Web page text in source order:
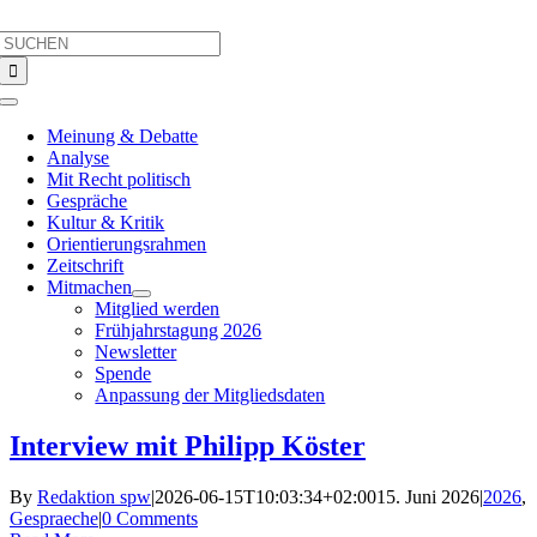
to
content
Toggle
NavigationMeinung & Debatte
Analyse
Mit Recht politisch
Gespräche
Kultur & Kritik
Orientierungsrahmen
Zeitschrift
Mitmachen
Mitglied werden
Frühjahrstagung 2026
Newsletter
Spende
Anpassung der Mitgliedsdaten
Interview mit Philipp Köster
By Redaktion spw|2026-06-15T10:03:34+02:0015. Juni 2026|2026,
Gespraeche|0 Comments